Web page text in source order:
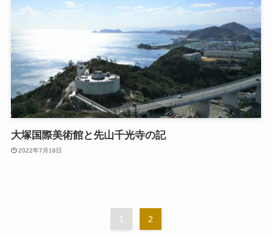
大塚国際美術館と先山千光寺の記
2022年7月16日
1 2